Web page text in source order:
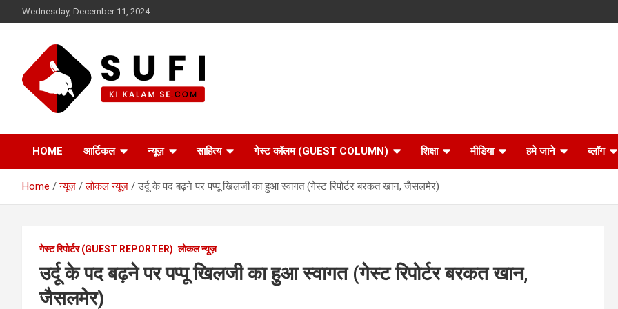
to
Wednesday, December 11, 2024
सूफी की कलम से
HOME आर्टिकल न्यूज़ साहित्य गेस्ट कॉलम (GUEST COLUMN) शिक्षा मीडिया हमे जाने ब्लॉग
Home न्यूज़ लोकल न्यूज़ उर्दू के पद बढ़ने पर पप्पू खिलजी का हुआ स्वागत (गेस्ट रिपोर्टर बरकत खान, जैसलमेर)
गेस्ट रिपोर्टर (GUEST REPORTER) लोकल न्यूज़
उर्दू के पद बढ़ने पर पप्पू खिलजी का हुआ स्वागत (गेस्ट रिपोर्टर बरकत खान,
जैसलमेर)